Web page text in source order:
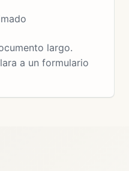
largo.
a un formulario